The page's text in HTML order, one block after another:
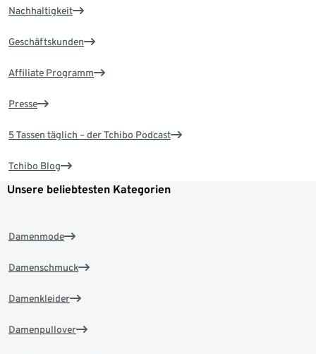
Nachhaltigkeit
Geschäftskunden
Affiliate Programm
Presse
5 Tassen täglich – der Tchibo Podcast
Tchibo Blog
Unsere beliebtesten Kategorien
Damenmode
Damenschmuck
Damenkleider
Damenpullover